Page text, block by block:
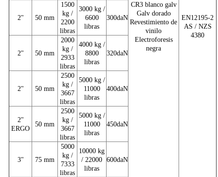
CR3 blanco galv
Galv dorado
Revestimiento de
vinilo
Electroforesis
negra
EN12195-2
AS / NZS
4380
2" 50 mm
1500
kg /
2200
libras
3000 kg /
6600
libras
300daN
2" 50 mm
2000
kg /
2933
libras
4000 kg /
8800
libras
320daN
2" 50 mm
2500
kg /
3667
libras
5000 kg /
11000
libras
400daN
2"
ERGO
50 mm
2500
kg /
3667
libras
5000 kg /
11000
libras
450daN
3" 75 mm
5000
kg /
7333
libras
10000 kg
/ 22000
libras
600daN